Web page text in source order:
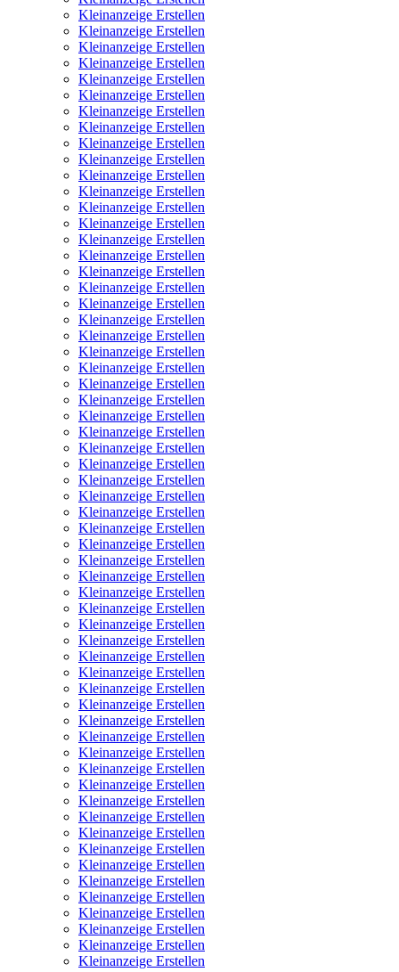
Kleinanzeige Erstellen
Kleinanzeige Erstellen
Kleinanzeige Erstellen
Kleinanzeige Erstellen
Kleinanzeige Erstellen
Kleinanzeige Erstellen
Kleinanzeige Erstellen
Kleinanzeige Erstellen
Kleinanzeige Erstellen
Kleinanzeige Erstellen
Kleinanzeige Erstellen
Kleinanzeige Erstellen
Kleinanzeige Erstellen
Kleinanzeige Erstellen
Kleinanzeige Erstellen
Kleinanzeige Erstellen
Kleinanzeige Erstellen
Kleinanzeige Erstellen
Kleinanzeige Erstellen
Kleinanzeige Erstellen
Kleinanzeige Erstellen
Kleinanzeige Erstellen
Kleinanzeige Erstellen
Kleinanzeige Erstellen
Kleinanzeige Erstellen
Kleinanzeige Erstellen
Kleinanzeige Erstellen
Kleinanzeige Erstellen
Kleinanzeige Erstellen
Kleinanzeige Erstellen
Kleinanzeige Erstellen
Kleinanzeige Erstellen
Kleinanzeige Erstellen
Kleinanzeige Erstellen
Kleinanzeige Erstellen
Kleinanzeige Erstellen
Kleinanzeige Erstellen
Kleinanzeige Erstellen
Kleinanzeige Erstellen
Kleinanzeige Erstellen
Kleinanzeige Erstellen
Kleinanzeige Erstellen
Kleinanzeige Erstellen
Kleinanzeige Erstellen
Kleinanzeige Erstellen
Kleinanzeige Erstellen
Kleinanzeige Erstellen
Kleinanzeige Erstellen
Kleinanzeige Erstellen
Kleinanzeige Erstellen
Kleinanzeige Erstellen
Kleinanzeige Erstellen
Kleinanzeige Erstellen
Kleinanzeige Erstellen
Kleinanzeige Erstellen
Kleinanzeige Erstellen
Kleinanzeige Erstellen
Kleinanzeige Erstellen
Kleinanzeige Erstellen
Kleinanzeige Erstellen